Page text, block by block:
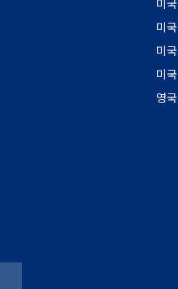
미
미
미
미
영